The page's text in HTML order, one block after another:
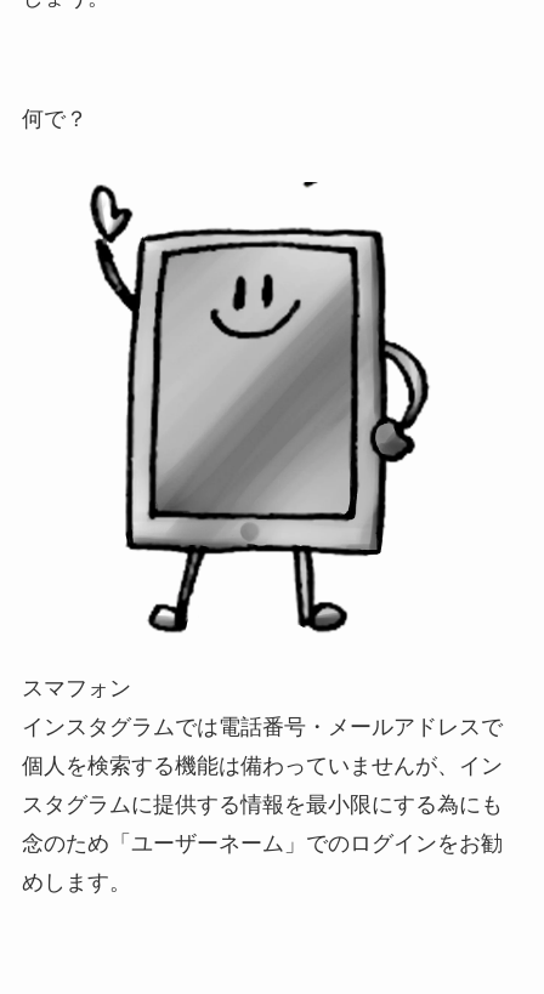
何で？
スマフォン
インスタグラムでは電話番号・メールアドレスで
個人を検索する機能は備わっていませんが、イン
スタグラムに提供する情報を最小限にする為にも
念のため「ユーザーネーム」でのログインをお勧
めします。